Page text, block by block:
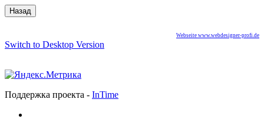
Webseite www.webdesigner-profi.de
Switch to Desktop Version
Поддержка проекта - InTime